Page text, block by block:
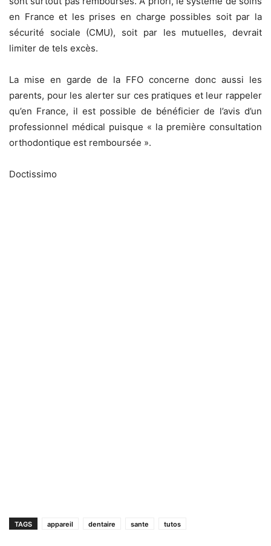
en France et les prises en charge possibles soit par la
sécurité sociale (CMU), soit par les mutuelles, devrait
limiter de tels excès.
La mise en garde de la FFO concerne donc aussi les
parents, pour les alerter sur ces pratiques et leur rappeler
qu’en France, il est possible de bénéficier de l’avis d’un
professionnel médical puisque « la première consultation
orthodontique est remboursée ».
Doctissimo
TAGS appareil dentaire sante tutos